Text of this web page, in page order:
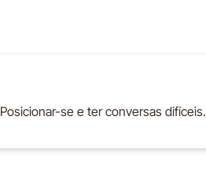
Posicionar-se e ter conversas difíceis.